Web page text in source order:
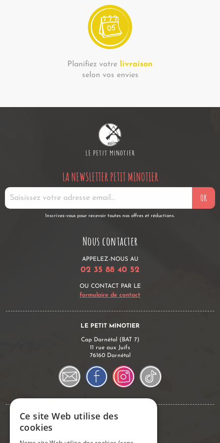
Planifiez votre livraison
selon vos envies
LA NEWSLETTER PETIT MINOTIER
OK
Inscrivez-vous pour recevoir toutes nos offres et réductions.
Nous contacter
APPELEZ-NOUS AU
02 35 88 40 52
OU CONTACT PAR LE
formulaire de contact
LE PETIT MINOTIER
Cap Darnétal (BAT 7)
11 rue aux Juifs
76160 Darnétal
Conseils & Infos
Ce site Web utilise des
cookies